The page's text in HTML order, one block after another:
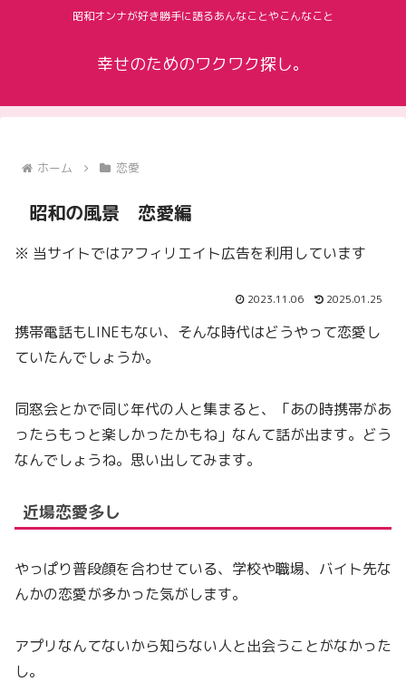
昭和オンナが好き勝手に語るあんなことやこんなこと
幸せのためのワクワク探し。
ホーム 恋愛
昭和の風景 恋愛編
※ 当サイトではアフィリエイト広告を利用しています
2023.11.06 2025.01.25
携帯電話もLINEもない、そんな時代はどうやって恋愛し
ていたんでしょうか。
同窓会とかで同じ年代の人と集まると、「あの時携帯があ
ったらもっと楽しかったかもね」なんて話が出ます。どう
なんでしょうね。思い出してみます。
近場恋愛多し
やっぱり普段顔を合わせている、学校や職場、バイト先な
んかの恋愛が多かった気がします。
アプリなんてないから知らない人と出会うことがなかった
し。